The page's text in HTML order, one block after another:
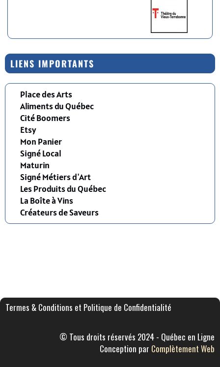
LIENS IMPORTANTS
Place des Arts
Aliments du Québec
Cité Boomers
Etsy
Mon Panier
Signé Local
Maturin
Signé Métiers d'Art
Les Produits du Québec
La Boîte à Vins
Créateurs de Saveurs
Termes & Conditions et Politique de Confidentialité
© Tous droits réservés 2024 - Québec en Ligne
Conception par Complètement Web